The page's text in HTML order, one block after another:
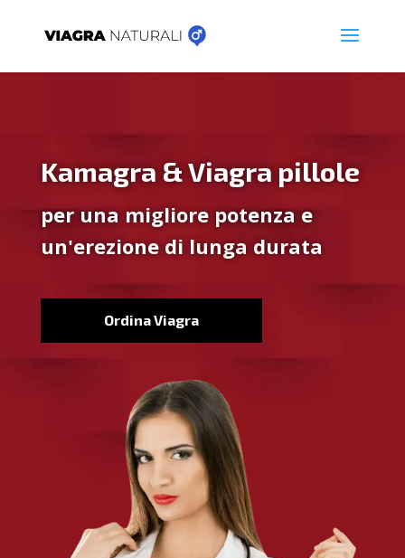
Kamagra & Viagra pillole
per una migliore potenza e
un'erezione di lunga durata
Ordina Viagra